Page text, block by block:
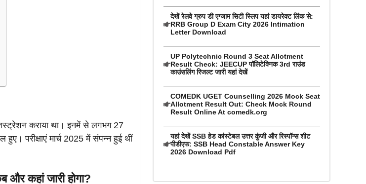
कराया था। इनमें से लगभग 27
परीक्षाएं मार्च 2025 में संपन्न हुई थीं
कहां जारी होगा?
देखें रेलवे ग्रुप डी एग्जाम सिटी स्लिप यहां डायरेक्ट लिंक से:
RRB Group D Exam City 2026 Intimation
Letter Download
UP Polytechnic Round 3 Seat Allotment
Result Check: JEECUP पॉलिटेक्निक 3rd राउंड
काउंसलिंग रिजल्ट जारी यहां देखें
COMEDK UGET Counselling 2026 Mock Seat
Allotment Result Out: Check Mock Round
Result Online At comedk.org
यहां देखें SSB हेड कांस्टेबल उत्तर कुंजी और रिस्पॉन्स शीट
पीडीएफ: SSB Head Constable Answer Key
2026 Download Pdf